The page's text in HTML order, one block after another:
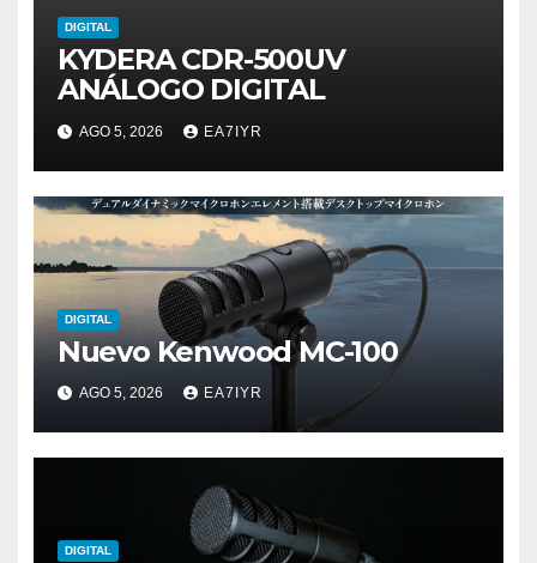
DIGITAL
KYDERA CDR-500UV
ANÁLOGO DIGITAL
AGO 5, 2026 EA7IYR
DIGITAL
Nuevo Kenwood MC-100
AGO 5, 2026 EA7IYR
DIGITAL